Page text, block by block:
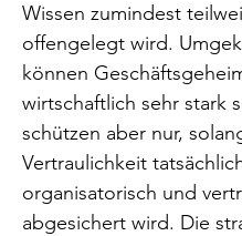
Wissen zumindest
offengelegt wird.
können
wirtschaftlich sehr stark
schützen aber nur,
Vertraulichkeit
organisatorisch und
abgesichert wird. Die